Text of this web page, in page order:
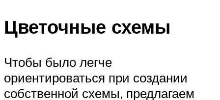
Цветочные схемы
Чтобы было легче
ориентироваться при создании
собственной схемы, предлагаем